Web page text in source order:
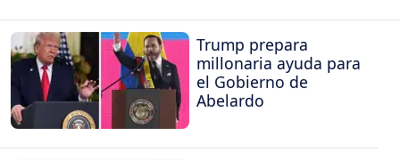
Trump prepara
millonaria ayuda para
el Gobierno de
Abelardo